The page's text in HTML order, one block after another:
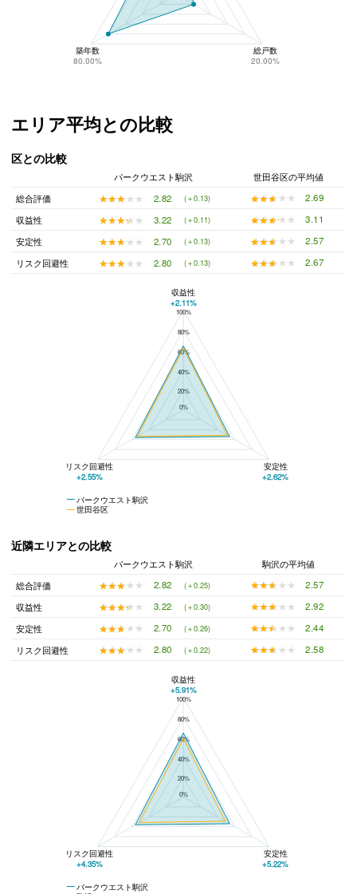
築年数
80.00%
総戸数
20.00%
エリア平均との比較
区との比較
パークウエスト駒沢
世田谷区の平均値
総合評価
★★★★★
★★★★★ 2.82 (＋0.13) ★★★★★
★★★★★
2.69
収益性
★★★★★
★★★★★ 3.22 (＋0.11) ★★★★★
★★★★★
3.11
安定性
★★★★★
★★★★★ 2.70 (＋0.13) ★★★★★
★★★★★
2.57
リスク回避性
★★★★★
★★★★★ 2.80 (＋0.13) ★★★★★
★★★★★ 2.67
パークウエスト駒沢と世田谷区の平均値の総合評価の比較
100%
80%
60%
40%
20%
0%
パークウエスト駒沢
世田谷区
収益性
+2.11%
リスク回避性
+2.55%
安定性
+2.62%
近隣エリアとの比較
パークウエスト駒沢
駒沢の平均値
総合評価
★★★★★
★★★★★ 2.82 (＋0.25) ★★★★★
★★★★★
2.57
収益性
★★★★★
★★★★★ 3.22 (＋0.30) ★★★★★
★★★★★
2.92
安定性
★★★★★
★★★★★ 2.70 (＋0.26) ★★★★★
★★★★★
2.44
リスク回避性
★★★★★
★★★★★ 2.80 (＋0.22) ★★★★★
★★★★★ 2.58
パークウエスト駒沢と駒沢の平均値の総合評価の比較
100%
80%
60%
40%
20%
0%
パークウエスト駒沢
収益性
+5.91%
リスク回避性
+4.35%
安定性
+5.22%